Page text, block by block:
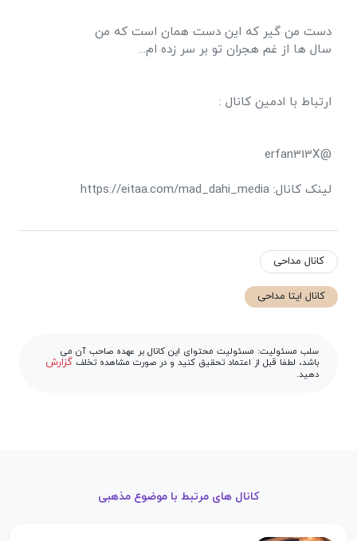
دست من گیر که این دست همان است که من
سال ها از غم هجران تو بر سر زده ام...
ارتباط با ادمین کانال :
@erfan313X
لینک کانال: https://eitaa.com/mad_dahi_media
کانال مداحی
کانال ایتا مداحی
سلب مسئولیت: مسئولیت محتوای این کانال بر عهده صاحب آن می
باشد، لطفا قبل از اعتماد تحقیق کنید و در صورت مشاهده تخلف گزارش
دهید.
کانال های مرتبط با موضوع مذهبی